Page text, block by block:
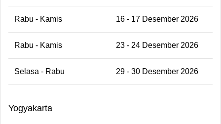
Rabu - Kamis 16 - 17 Desember 2026
Rabu - Kamis 23 - 24 Desember 2026
Selasa - Rabu 29 - 30 Desember 2026
Yogyakarta